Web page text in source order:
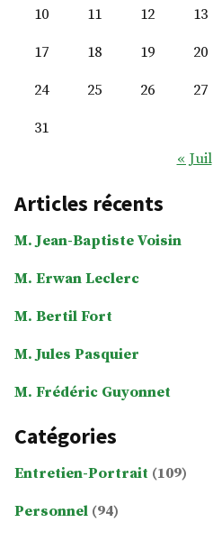
10
11 12 13
17
18 19 20
24
25 26 27
31
« Juil
Articles récents
M. Jean-Baptiste Voisin
M. Erwan Leclerc
M. Bertil Fort
M. Jules Pasquier
M. Frédéric Guyonnet
Catégories
Entretien-Portrait (109)
Personnel (94)